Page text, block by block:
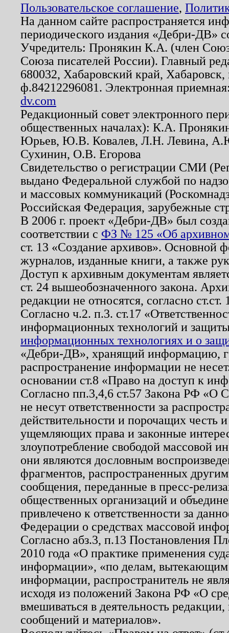
Пользовательское соглашение,
На данном сайте распространяется
периодического издания «Дебри-ДВ»
Учредитель: Пронякин К.А. (член
Союза писателей России). Главный
680032, Хабаровский край,
ф.84212296081. Электронная
dv.com
Редакционный совет электронного
общественных началах): К.А.
Юрьев, Ю.В. Ковалев, Л.Н. Левина,
Сухинин, О.В. Егорова
Свидетельство о регистрации СМИ
выдано Федеральной службой по
и массовых коммуникаций
Российская Федерация, зарубежные
В 2006 г. проект «Дебри-ДВ» был
соответствии с ФЗ № 125 «Об
ст. 13 «Создание архивов». Основной
журналов, изданные книги, а также
Доступ к архивным документам
ст. 24 вышеобозначенного закона.
редакции не относятся, согласно
Согласно ч.2. п.3. ст.17
информационных технологий и
информационных технологиях и о
«Дебри-ДВ», хранящий информацию,
распространение информации не
основании ст.8 «Право на доступ к
Согласно пп.3,4,6 ст.57 Закона РФ «О
не несут ответственности за
действительности и порочащих честь
ущемляющих права и законные
злоупотребление свободой массовой
они являются дословным
фрагментов, распространенных
сообщения, переданные в пресс-
общественных организаций и
привлечено к ответственности за
Федерации о средствах массовой
Согласно абз.3, п.13 Постановления
2010 года «О практике применения
информации», «по делам, вытекающим
информации, распространитель не
исходя из положений Закона РФ «О
вмешиваться в деятельность
сообщений и материалов».